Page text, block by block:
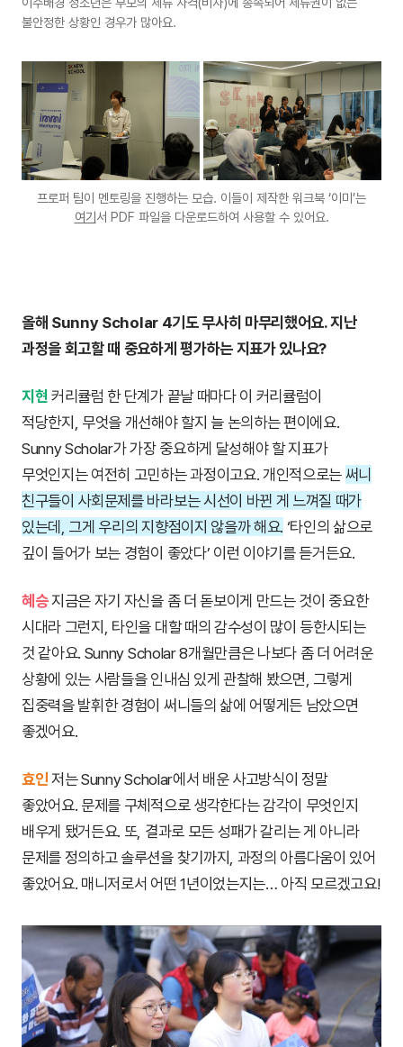
불안정한 상황인 경우가 많아요.
프로퍼 팀이 멘토링을 진행하는 모습. 이들이 제작한 워크북 ‘이미’는
여기서 PDF 파일을 다운로드하여 사용할 수 있어요.
올해 Sunny Scholar 4기도 무사히 마무리했어요. 지난
과정을 회고할 때 중요하게 평가하는 지표가 있나요?
지현커리큘럼 한 단계가 끝날 때마다 이 커리큘럼이
적당한지, 무엇을 개선해야 할지 늘 논의하는 편이에요.
Sunny Scholar가 가장 중요하게 달성해야 할 지표가
무엇인지는 여전히 고민하는 과정이고요. 개인적으로는써니
친구들이 사회문제를 바라보는 시선이 바뀐 게 느껴질 때가
있는데, 그게 우리의 지향점이지 않을까 해요. ‘타인의 삶으로
깊이 들어가 보는 경험이 좋았다’ 이런 이야기를 듣거든요.
혜승지금은 자기 자신을 좀 더 돋보이게 만드는 것이 중요한
시대라 그런지, 타인을 대할 때의 감수성이 많이 등한시되는
것 같아요. Sunny Scholar 8개월만큼은 나보다 좀 더 어려운
상황에 있는 사람들을 인내심 있게 관찰해 봤으면, 그렇게
집중력을 발휘한 경험이 써니들의 삶에 어떻게든 남았으면
좋겠어요.
효인저는 Sunny Scholar에서 배운 사고방식이 정말
좋았어요. 문제를 구체적으로 생각한다는 감각이 무엇인지
배우게 됐거든요. 또, 결과로 모든 성패가 갈리는 게 아니라
문제를 정의하고 솔루션을 찾기까지, 과정의 아름다움이 있어
좋았어요. 매니저로서 어떤 1년이었는지는… 아직 모르겠고요!